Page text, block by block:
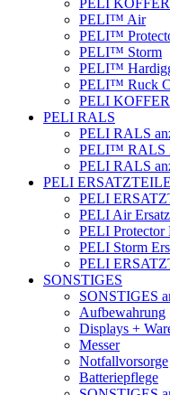
PELI KOFFER
PELI™ Air
PELI™
PELI™ Storm
PELI™
PELI™ Ruck
PELI KOFFER
PELI RALS
PELI RALS
PELI™ RALS
PELI RALS
PELI ERSATZTEILE
PELI
PELI Air
PELI Protector
PELI Storm
PELI
SONSTIGES
SONSTIGES
Aufbewahrung
Displays +
Messer
Notfallvorsorge
Batteriepflege